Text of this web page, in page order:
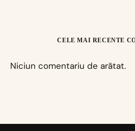
CELE MAI RECENTE
Niciun comentariu de arătat.